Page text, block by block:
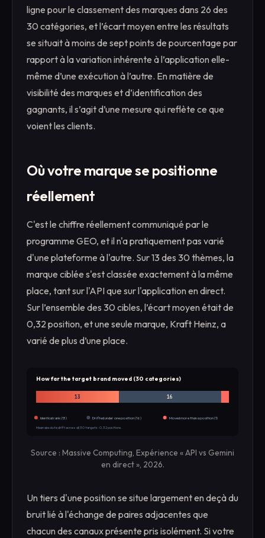
ligne pour le classement des marques dans 26 des
30 catégories, et l’écart moyen entre les résultats
se situait à moins de sept points de pourcentage par
rapport à la variation inhérente à l’application elle-
même d’une exécution à l’autre. En matière de
visibilité des marques et d’identification des
gagnants, il s’agit d’une mesure qui reflète ce que
voient les clients.
Où votre marque se positionne
réellement
C'est le chiffre réellement communiqué par le
programme GEO, et il n'a pratiquement pas varié
d'une plateforme à l'autre. Sur 13 des 30 thèmes, la
marque ciblée s'est classée exactement à la même
place, tant sur l'API que sur l'application en direct.
Sur l’ensemble des 30 cibles, l’écart moyen était de
0,32 position, et une seule marque, Kraft Heinz, a
varié de plus d’une place.
How far the target brand moved (30 categories)
13 16
Identical rank (13) Drifted under one position (16) Moved more than a position (1)
Mean absolute drift across all 30 targets: 0.32 positions.
Source : Massive Computing, Expérience « API vs Gemini
en direct », 2026.
Un tiers d'une position se situe largement en deçà du
bruit lié à l'échange de paires adjacentes que
chacun des canaux présente pris isolément. Si votre